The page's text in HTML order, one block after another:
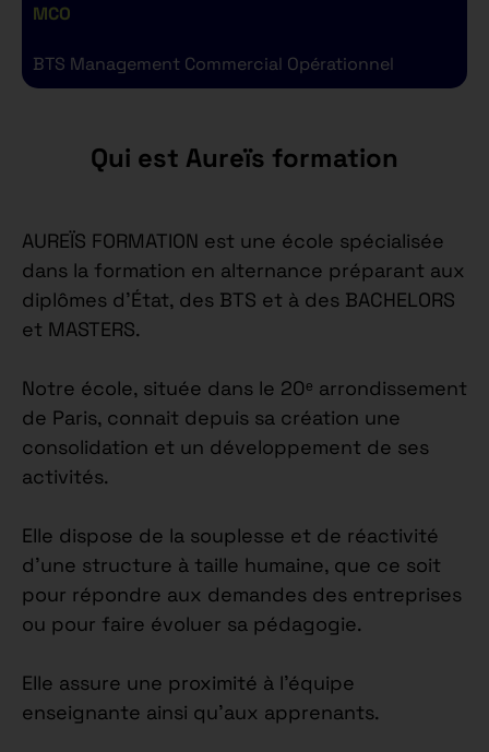
MCO
BTS Management Commercial Opérationnel
Qui est Aureïs formation
AUREÏS FORMATION est une école spécialisée
dans la formation en alternance préparant aux
diplômes d’État, des BTS et à des BACHELORS
et MASTERS.
Notre école, située dans le 20ᵉ arrondissement
de Paris, connait depuis sa création une
consolidation et un développement de ses
activités.
Elle dispose de la souplesse et de réactivité
d’une structure à taille humaine, que ce soit
pour répondre aux demandes des entreprises
ou pour faire évoluer sa pédagogie.
Elle assure une proximité à l’équipe
enseignante ainsi qu’aux apprenants.